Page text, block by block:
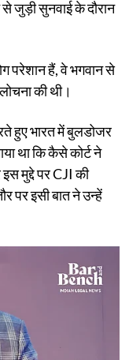
जुड़ी सुनवाई के दौरान
परेशान हैं, वे भगवान से
की थी।
हुए भारत में बुलडोजर
था कि कैसे कोर्ट ने
मुद्दे पर CJI की
पर इसी बात ने उन्हें